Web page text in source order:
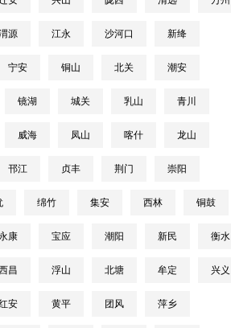
源 江永 沙河口 新绛
宁安 铜山 北关 潮安
镜湖 城关 乳山 青川
威海 凤山 喀什 龙山
邗江 贞丰 荆门 崇阳
绵竹 集安 西林 铜鼓
康 宝应 潮阳 新民 衡水
昌 浮山 北塘 牟定 兴义
安 黄平 团风 萍乡